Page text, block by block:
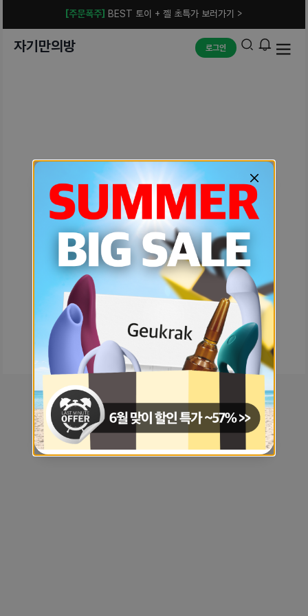
[주문폭주] BEST 토이 + 젤 초특가 보러가기 >
자기만의방 로그인
예상치 못한 에러입니다.